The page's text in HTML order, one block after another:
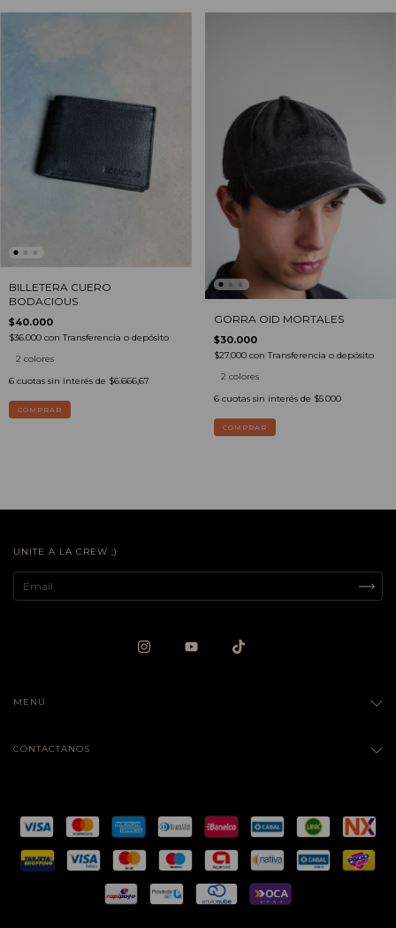
BILLETERA CUERO
BODACIOUS
$40.000
$36.000 con Transferencia o depósito
2 colores
6 cuotas sin interés de $6.666,67
COMPRAR
GORRA OID MORTALES
$30.000
$27.000 con Transferencia o depósito
2 colores
6 cuotas sin interés de $5.000
COMPRAR
UNITE A LA CREW ;)
MENÚ
CONTACTANOS